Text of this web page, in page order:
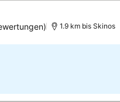
1.9 km bis Skinos